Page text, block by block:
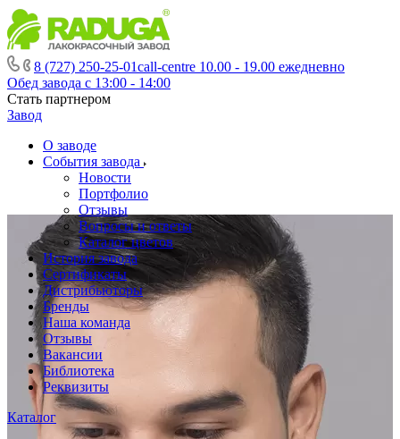
8 (727) 250-25-01call-centre 10.00 - 19.00 ежедневно
Обед завода с 13:00 - 14:00
Стать партнером
Завод
О заводе
События завода
Новости
Портфолио
Отзывы
Вопросы и ответы
Каталог цветов
История завода
Сертификаты
Дистрибьюторы
Бренды
Наша команда
Отзывы
Вакансии
Библиотека
Реквизиты
Каталог